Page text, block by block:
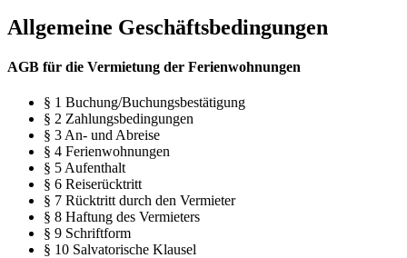
Allgemeine Geschäftsbedingungen
AGB für die Vermietung der Ferienwohnungen
§ 1 Buchung/Buchungsbestätigung
§ 2 Zahlungsbedingungen
§ 3 An- und Abreise
§ 4 Ferienwohnungen
§ 5 Aufenthalt
§ 6 Reiserücktritt
§ 7 Rücktritt durch den Vermieter
§ 8 Haftung des Vermieters
§ 9 Schriftform
§ 10 Salvatorische Klausel